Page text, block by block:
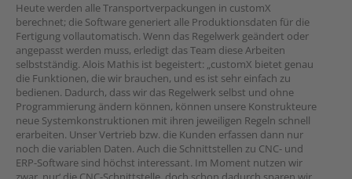
Heute werden alle Transportverpackungen in customX
berechnet; die Software generiert alle Produktionsdaten für die
Fertigung vollautomatisch. Wenn das Regelwerk geändert oder
angepasst werden muss, erledigt das Team diese Arbeiten
selbstständig. Alois Mathis ist begeistert: „customX bietet genau
die Funktionen, die wir brauchen, und es ist sehr einfach zu
bedienen. Dadurch, dass wir das Regelwerk selbst und ohne
Programmierung ändern können, können unsere Konstrukteure
neue Systemkonstruktionen mit ihren jeweiligen Regeln schnell
erarbeiten. Unser Vertrieb bzw. die Kunden erfassen dann nur
noch die variablen Daten. Auch die Schnittstellen zu CNC- und
ERP-Software sind höchst interessant. Im Moment nutzen wir